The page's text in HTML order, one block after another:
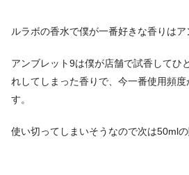
ルラボの香水で僕が一番好きな香りはア
アンブレット9は僕が店舗で試香してひ
れしてしまった香りで、今一番使用頻度
す。
使い切ってしまいそうなので次は50mlの